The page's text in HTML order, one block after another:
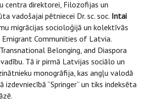
centra direktorei, Filozofijas un
vadošajai pētniecei Dr. sc. soc. Intai
migrācijas socioloģijā un kolektīvās
Emigrant Communities of Latvia.
Belonging, and Diaspora
Tā ir pirmā Latvijas sociālo un
monogrāfija, kas angļu valodā
izdevniecībā “Springer” un tiks indeksēta